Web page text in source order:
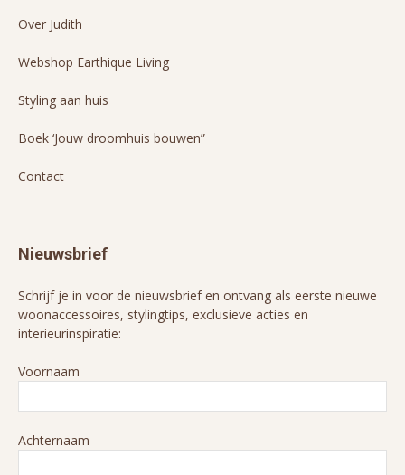
Over Judith
Webshop Earthique Living
Styling aan huis
Boek ‘Jouw droomhuis bouwen”
Contact
Nieuwsbrief
Schrijf je in voor de nieuwsbrief en ontvang als eerste nieuwe
woonaccessoires, stylingtips, exclusieve acties en
interieurinspiratie:
Voornaam
Achternaam